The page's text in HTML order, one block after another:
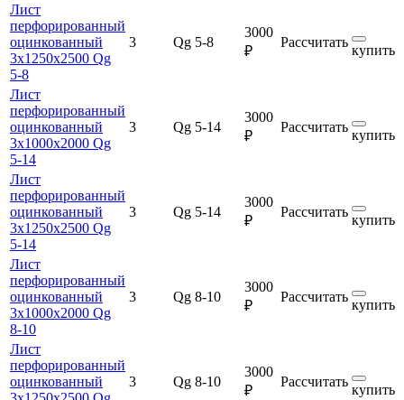
Лист
перфорированный
оцинкованный
3х1250х2500 Qg
5-8
3 Qg 5-8
3000
₽
Рассчитать
купить
Лист
перфорированный
оцинкованный
3х1000х2000 Qg
5-14
3 Qg 5-14
3000
₽
Рассчитать
купить
Лист
перфорированный
оцинкованный
3х1250х2500 Qg
5-14
3 Qg 5-14
3000
₽
Рассчитать
купить
Лист
перфорированный
оцинкованный
3х1000х2000 Qg
8-10
3 Qg 8-10
3000
₽
Рассчитать
купить
Лист
перфорированный
оцинкованный
3 Qg 8-10
3000
₽
Рассчитать
купить